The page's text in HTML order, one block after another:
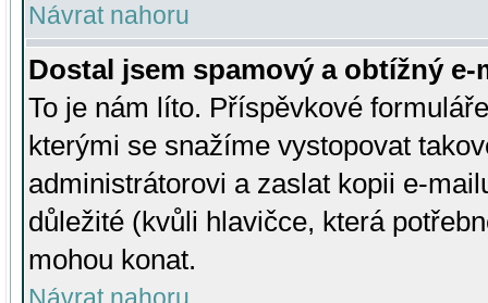
Návrat nahoru
Dostal jsem spamový a obtížný
To je nám líto. Příspěvkové
kterými se snažíme vystopovat
administrátorovi a zaslat kopii e-
důležité (kvůli hlavičce, která
mohou konat.